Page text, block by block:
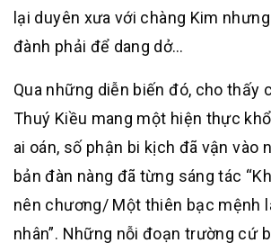
lại duyên xưa với chàng Kim
đành phải để dang dở…
Qua những diễn biến đó, cho thấy
Thuý Kiều mang một hiện thực
ai oán, số phận bi kịch đã vận vào
bản đàn nàng đã từng sáng tác
nên chương/ Một thiên bạc mệnh
nhân”. Những nỗi đoạn trường cứ